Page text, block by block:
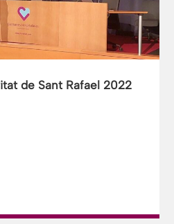
de Sant Rafael 2022